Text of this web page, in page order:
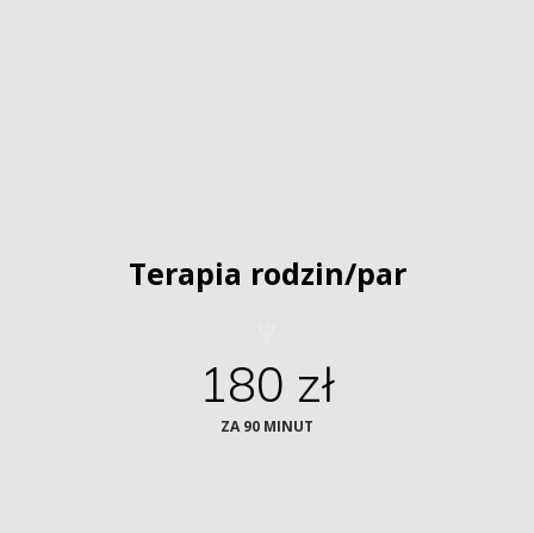
Terapia rodzin/par
180 zł
ZA 90 MINUT